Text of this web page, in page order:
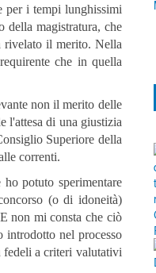
per i tempi lunghissimi
della magistratura, che
rivelato il merito. Nella
che in quella
non il merito delle
l'attesa di una giustizia
Superiore della
correnti.
potuto sperimentare
(o di idoneità)
non mi consta che ciò
introdotto nel processo
fedeli a criteri valutativi